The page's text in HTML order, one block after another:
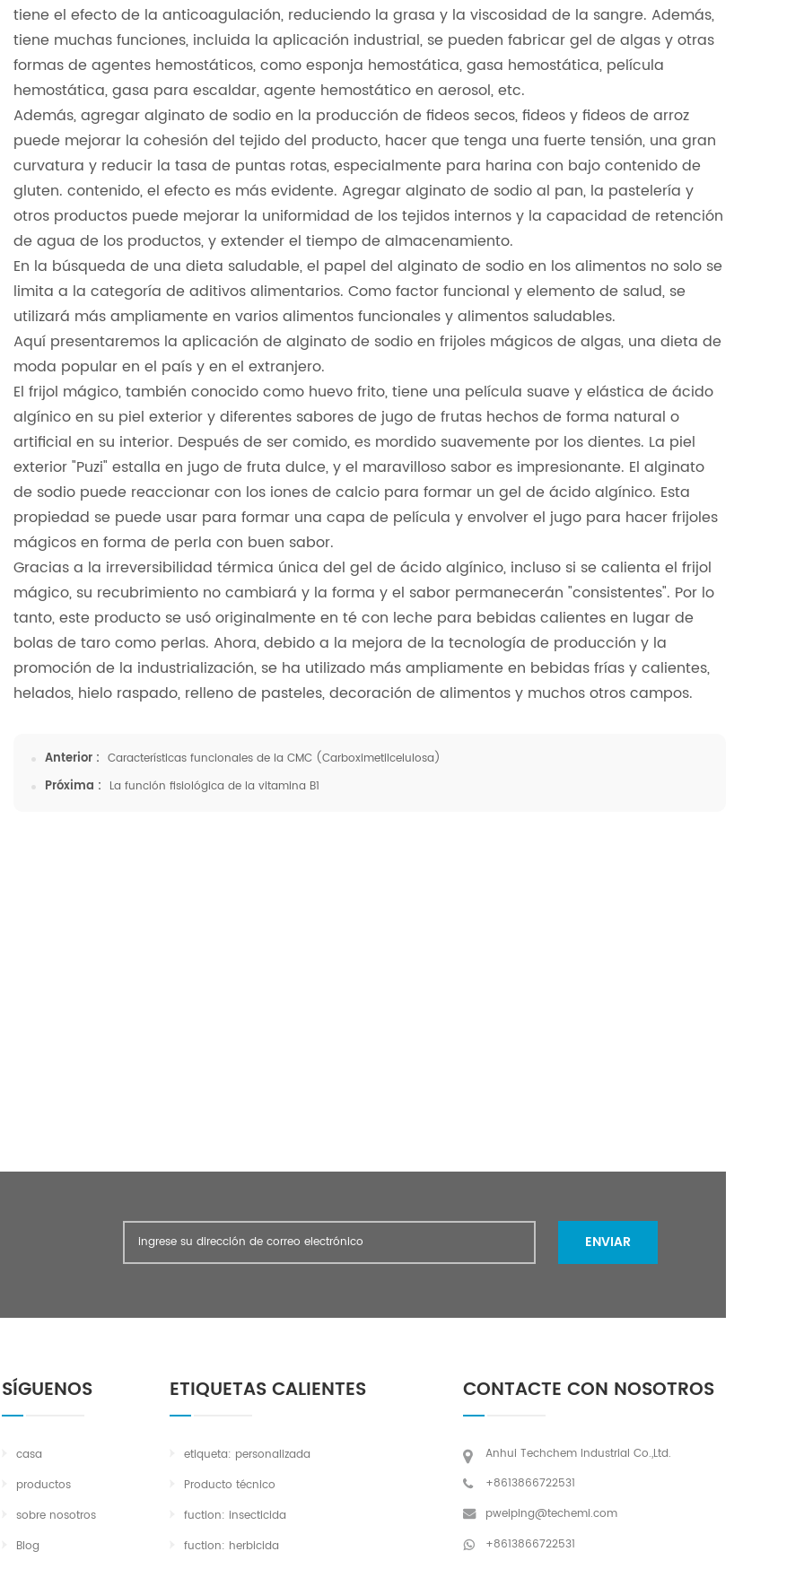
tiene el efecto de la anticoagulación, reduciendo la grasa y la viscosidad de la sangre. Además,
tiene muchas funciones, incluida la aplicación industrial, se pueden fabricar gel de algas y otras
formas de agentes hemostáticos, como esponja hemostática, gasa hemostática, película
hemostática, gasa para escaldar, agente hemostático en aerosol, etc.
Además, agregar alginato de sodio en la producción de fideos secos, fideos y fideos de arroz
puede mejorar la cohesión del tejido del producto, hacer que tenga una fuerte tensión, una gran
curvatura y reducir la tasa de puntas rotas, especialmente para harina con bajo contenido de
gluten. contenido, el efecto es más evidente. Agregar alginato de sodio al pan, la pastelería y
otros productos puede mejorar la uniformidad de los tejidos internos y la capacidad de retención
de agua de los productos, y extender el tiempo de almacenamiento.
En la búsqueda de una dieta saludable, el papel del alginato de sodio en los alimentos no solo se
limita a la categoría de aditivos alimentarios. Como factor funcional y elemento de salud, se
utilizará más ampliamente en varios alimentos funcionales y alimentos saludables.
Aquí presentaremos la aplicación de alginato de sodio en frijoles mágicos de algas, una dieta de
moda popular en el país y en el extranjero.
El frijol mágico, también conocido como huevo frito, tiene una película suave y elástica de ácido
algínico en su piel exterior y diferentes sabores de jugo de frutas hechos de forma natural o
artificial en su interior. Después de ser comido, es mordido suavemente por los dientes. La piel
exterior "Puzi" estalla en jugo de fruta dulce, y el maravilloso sabor es impresionante. El alginato
de sodio puede reaccionar con los iones de calcio para formar un gel de ácido algínico. Esta
propiedad se puede usar para formar una capa de película y envolver el jugo para hacer frijoles
mágicos en forma de perla con buen sabor.
Gracias a la irreversibilidad térmica única del gel de ácido algínico, incluso si se calienta el frijol
mágico, su recubrimiento no cambiará y la forma y el sabor permanecerán "consistentes". Por lo
tanto, este producto se usó originalmente en té con leche para bebidas calientes en lugar de
bolas de taro como perlas. Ahora, debido a la mejora de la tecnología de producción y la
promoción de la industrialización, se ha utilizado más ampliamente en bebidas frías y calientes,
helados, hielo raspado, relleno de pasteles, decoración de alimentos y muchos otros campos.
Anterior : Características funcionales de la CMC (Carboximetilcelulosa)
Próxima : La función fisiológica de la vitamina B1
ENVIAR
SÍGUENOS
casa
productos
sobre nosotros
Blog
ETIQUETAS CALIENTES
etiqueta: personalizada
Producto técnico
fuction: insecticida
fuction: herbicida
CONTACTE CON NOSOTROS
Anhui Techchem Industrial Co.,Ltd.
+8613866722531
pweiping@techemi.com
+8613866722531